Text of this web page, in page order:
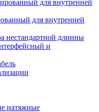
для внутренней
для внутренней
нестандартной длинны
и
натяжные